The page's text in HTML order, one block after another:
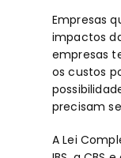
Empresas
impactos
empresas
os custos
precisam
A Lei